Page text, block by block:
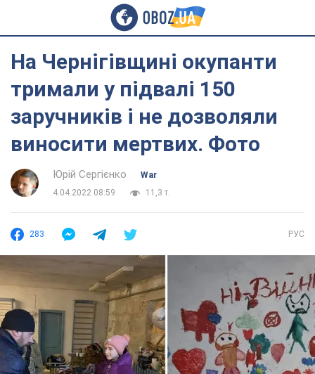
На Чернігівщині окупанти
тримали у підвалі 150
заручників і не дозволяли
виносити мертвих. Фото
Юрій Сергієнко
War
4.04.2022 08:59
11,3 т.
283 РУС